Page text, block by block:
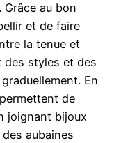
au bon
et de faire
la tenue et
des styles et des
En
de
joignant bijoux
aubaines